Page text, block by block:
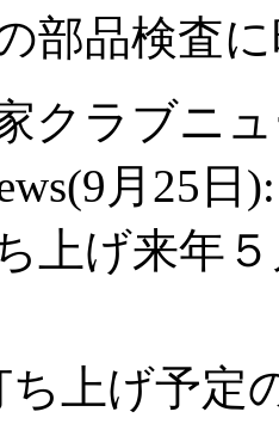
部品検査
クラブニ
月25
上げ来年
ち上げ予定